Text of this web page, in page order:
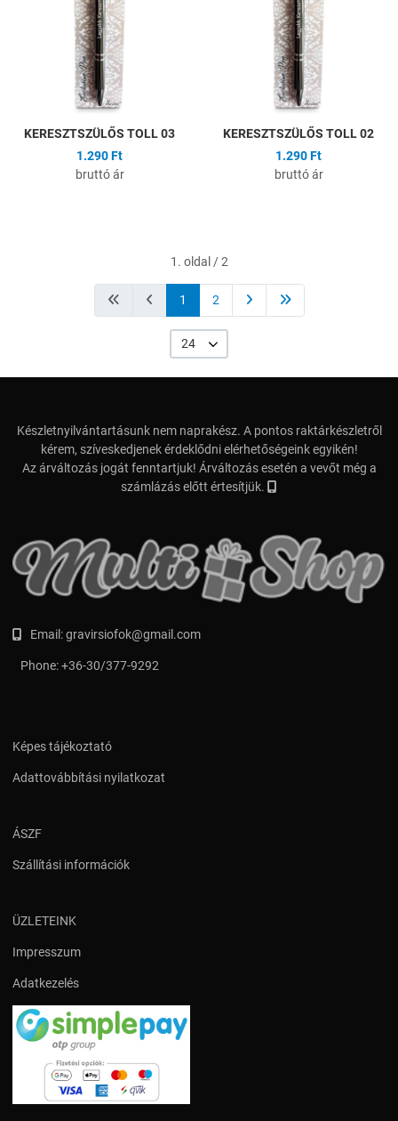
KERESZTSZÜLŐS TOLL 03
1.290 Ft
bruttó ár
KERESZTSZÜLŐS TOLL 02
1.290 Ft
bruttó ár
1. oldal / 2
1 2
24
Készletnyilvántartásunk nem naprakész. A pontos raktárkészletről
kérem, szíveskedjenek érdeklődni elérhetőségeink egyikén!
Az árváltozás jogát fenntartjuk! Árváltozás esetén a vevőt még a
számlázás előtt értesítjük.
Email:gravirsiofok@gmail.com
Phone:+36-30/377-9292
Képes tájékoztató
Adattovábbítási nyilatkozat
ÁSZF
Szállítási információk
ÜZLETEINK
Impresszum
Adatkezelés